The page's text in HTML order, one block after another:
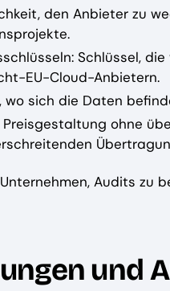
den Anbieter zu
Schlüssel,
EU-Cloud-Anbietern.
sich die Daten
ohne
Audits zu
und